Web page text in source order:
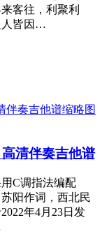
客往，利聚利
人皆因…
清伴奏吉他谱
C调指法编配
阳作词，西北民
年4月23日发